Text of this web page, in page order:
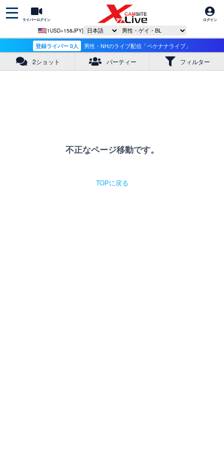
ライバーログイン ログイン
[1USD=158JPY]
登録ライバー 0人 男性・NHのライブ配信「ペケナナライブ」
2ショット パーティー フィルター
不正なページ移動です。
TOPに戻る